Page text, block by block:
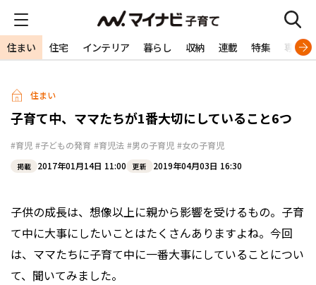
住まい 住宅 インテリア 暮らし 収納 連載 特集 専門家
住まい
子育て中、ママたちが1番大切にしていること6つ
#育児 #子どもの発育 #育児法 #男の子育児 #女の子育児
掲載 2017年01月14日 11:00 更新 2019年04月03日 16:30
子供の成長は、想像以上に親から影響を受けるもの。子育
て中に大事にしたいことはたくさんありますよね。今回
は、ママたちに子育て中に一番大事にしていることについ
て、聞いてみました。